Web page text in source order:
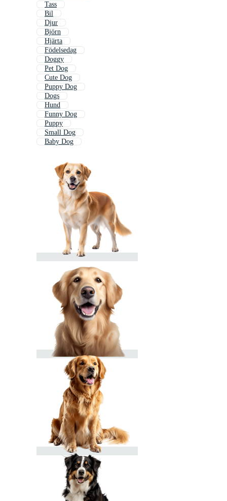
Tass
Bil
Djur
Björn
Hjärta
Födelsedag
Doggy
Pet Dog
Cute Dog
Puppy Dog
Dogs
Hund
Funny Dog
Puppy
Small Dog
Baby Dog